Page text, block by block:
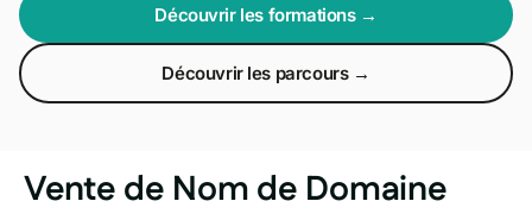
Découvrir les formations →
Découvrir les parcours →
Vente de Nom de Domaine